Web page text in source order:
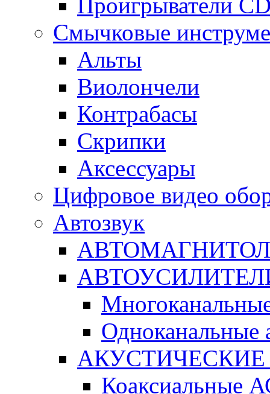
Проигрыватели
Смычковые
Альты
Виолончели
Контрабасы
Скрипки
Аксессуары
Цифровое видео
Автозвук
Одноканальные
Коаксиальные